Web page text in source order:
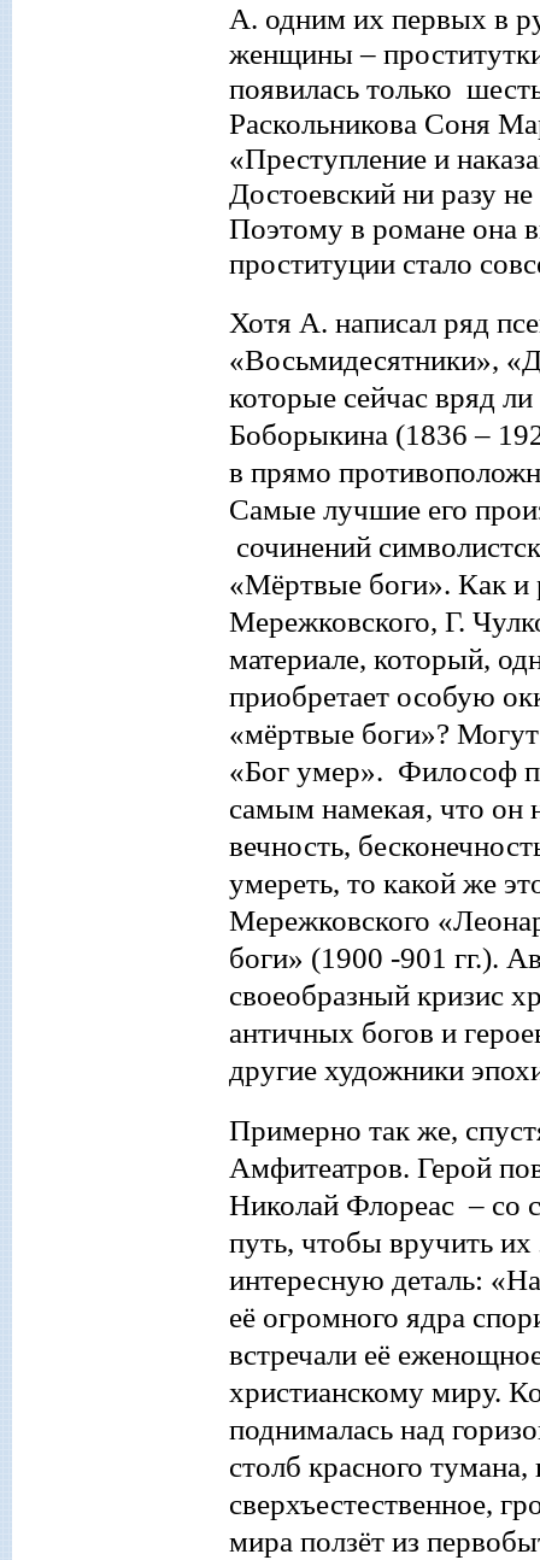
А. одним их первых в
женщины–
появилась только
Раскольникова Соня
«Преступление и
Достоевский ни разу
Поэтому в романе она
проституции стало
Хотя А. написал ряд
«Восьмидесятники»,
которые сейчас вряд
Боборыкина (1836 –
в прямо
Самые лучшие его
сочинений
«Мёртвые боги». Как и
Мережковского, Г.
материале, который,
приобретает особую
«мёртвые боги»?
«Бог умер». Философ
самым намекая, что он
вечность,
умереть, то какой же
Мережковского
боги» (1900 -901 гг.).
своеобразный кризис
античных богов и
другие художники
Примерно так же,
Амфитеатров. Герой
Николай Флореас – со
путь, чтобы вручить
интересную деталь:
её огромного ядра
встречали её
христианскому миру.
поднималась над
столб красного
сверхъестественное,
мира ползёт из